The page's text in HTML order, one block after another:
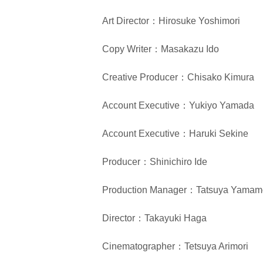
Art Director：Hirosuke Yoshimori
Copy Writer：Masakazu Ido
Creative Producer：Chisako Kimura
Account Executive：Yukiyo Yamada
Account Executive：Haruki Sekine
Producer：Shinichiro Ide
Production Manager：Tatsuya
Director：Takayuki Haga
Cinematographer：Tetsuya Arimori